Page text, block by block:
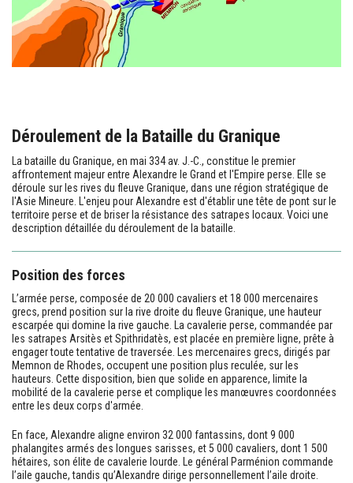
Déroulement de la Bataille du Granique
La bataille du Granique, en mai 334 av. J.-C., constitue le premier
affrontement majeur entre Alexandre le Grand et l'Empire perse. Elle se
déroule sur les rives du fleuve Granique, dans une région stratégique de
l'Asie Mineure. L'enjeu pour Alexandre est d'établir une tête de pont sur le
territoire perse et de briser la résistance des satrapes locaux. Voici une
description détaillée du déroulement de la bataille.
Position des forces
L’armée perse, composée de 20 000 cavaliers et 18 000 mercenaires
grecs, prend position sur la rive droite du fleuve Granique, une hauteur
escarpée qui domine la rive gauche. La cavalerie perse, commandée par
les satrapes Arsitès et Spithridatès, est placée en première ligne, prête à
engager toute tentative de traversée. Les mercenaires grecs, dirigés par
Memnon de Rhodes, occupent une position plus reculée, sur les
hauteurs. Cette disposition, bien que solide en apparence, limite la
mobilité de la cavalerie perse et complique les manœuvres coordonnées
entre les deux corps d'armée.
En face, Alexandre aligne environ 32 000 fantassins, dont 9 000
phalangites armés des longues sarisses, et 5 000 cavaliers, dont 1 500
hétaires, son élite de cavalerie lourde. Le général Parménion commande
l’aile gauche, tandis qu’Alexandre dirige personnellement l’aile droite.